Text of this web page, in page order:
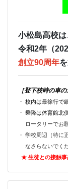
小松島高校は
令和2年（
創立90周年
［登下校時の車
・ 校内は最徐行で
・ 乗降は体育館北
ロータリーでお願
・ 学校周辺（特に
なさらないでくだ
★ 生徒との接触事